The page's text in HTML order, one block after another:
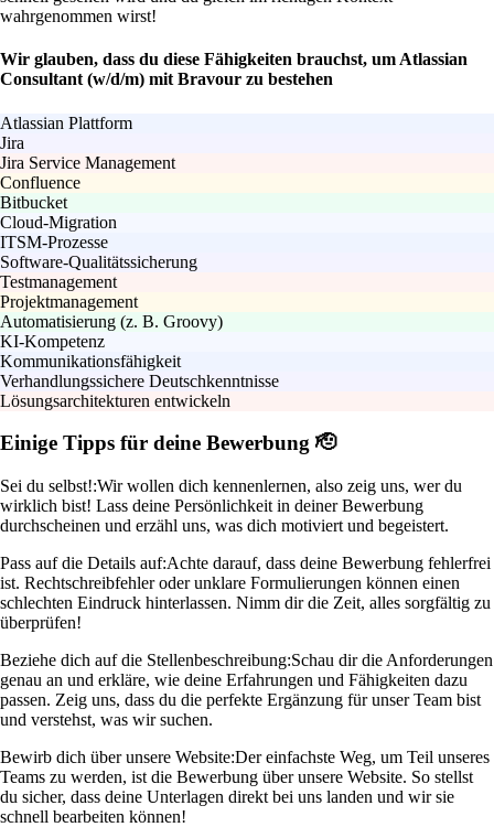
wahrgenommen wirst!
Wir glauben, dass du diese Fähigkeiten brauchst, um Atlassian
Consultant (w/d/m) mit Bravour zu bestehen
Atlassian Plattform
Jira
Jira Service Management
Confluence
Bitbucket
Cloud-Migration
ITSM-Prozesse
Software-Qualitätssicherung
Testmanagement
Projektmanagement
Automatisierung (z. B. Groovy)
KI-Kompetenz
Kommunikationsfähigkeit
Verhandlungssichere Deutschkenntnisse
Lösungsarchitekturen entwickeln
Einige Tipps für deine Bewerbung 🫡
Sei du selbst!:Wir wollen dich kennenlernen, also zeig uns, wer du
wirklich bist! Lass deine Persönlichkeit in deiner Bewerbung
durchscheinen und erzähl uns, was dich motiviert und begeistert.
Pass auf die Details auf:Achte darauf, dass deine Bewerbung fehlerfrei
ist. Rechtschreibfehler oder unklare Formulierungen können einen
schlechten Eindruck hinterlassen. Nimm dir die Zeit, alles sorgfältig zu
überprüfen!
Beziehe dich auf die Stellenbeschreibung:Schau dir die Anforderungen
genau an und erkläre, wie deine Erfahrungen und Fähigkeiten dazu
passen. Zeig uns, dass du die perfekte Ergänzung für unser Team bist
und verstehst, was wir suchen.
Bewirb dich über unsere Website:Der einfachste Weg, um Teil unseres
Teams zu werden, ist die Bewerbung über unsere Website. So stellst
du sicher, dass deine Unterlagen direkt bei uns landen und wir sie
schnell bearbeiten können!